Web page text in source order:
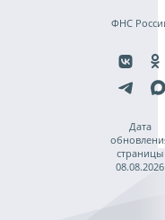
ФНС
Дата
страницы
08.08.2026